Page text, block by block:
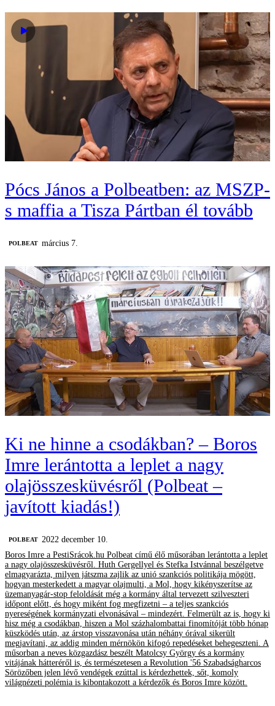
Pócs János a Polbeatben: az MSZP-
s maffia a Tisza Pártban él tovább
‎POLBEAT március 7.
Ki ne hinne a csodákban? – Boros
Imre lerántotta a leplet a nagy
olajösszesküvésről (Polbeat –
javított kiadás!)
‎POLBEAT
2022 december 10.
Boros Imre a PestiSrácok.hu Polbeat című élő műsorában lerántotta a leplet
a nagy olajösszesküvésről. Huth Gergellyel és Stefka Istvánnal beszélgetve
elmagyarázta, milyen játszma zajlik az unió szankciós politikája mögött,
hogyan mesterkedett a magyar olajmulti, a Mol, hogy kikényszerítse az
üzemanyagár-stop feloldását még a kormány által tervezett szilveszteri
időpont előtt, és hogy miként fog megfizetni – a teljes szankciós
nyereségének kormányzati elvonásával – mindezért. Felmerült az is, hogy ki
hisz még a csodákban, hiszen a Mol százhalombattai finomítóját több hónap
küszködés után, az árstop visszavonása után néhány órával sikerült
megjavítani, az addig minden mérnökön kifogó repedéseket behegeszteni. A
műsorban a neves közgazdász beszélt Matolcsy György és a kormány
vitájának hátteréről is, és természetesen a Revolution '56 Szabadságharcos
Sörözőben jelen lévő vendégek ezúttal is kérdezhettek, sőt, komoly
világnézeti polémia is kibontakozott a kérdezők és Boros Imre között.